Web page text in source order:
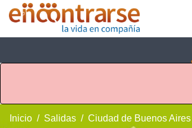
Inicio Salidas Ciudad de Buenos Aires